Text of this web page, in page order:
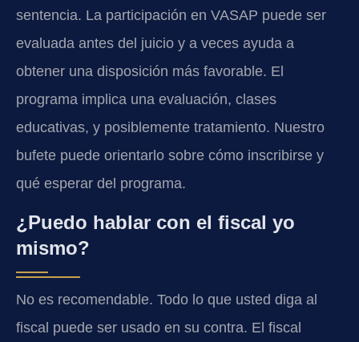
sentencia. La participación en VASAP puede ser
evaluada antes del juicio y a veces ayuda a
obtener una disposición más favorable. El
programa implica una evaluación, clases
educativas, y posiblemente tratamiento. Nuestro
bufete puede orientarlo sobre cómo inscribirse y
qué esperar del programa.
¿Puedo hablar con el fiscal yo
mismo?
No es recomendable. Todo lo que usted diga al
fiscal puede ser usado en su contra. El fiscal